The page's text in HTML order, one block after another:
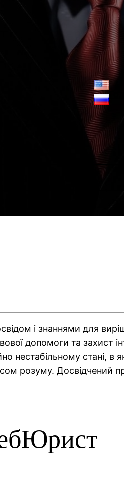
і знаннями для
допомоги та захист
стані, в
розуму. Досвідчений